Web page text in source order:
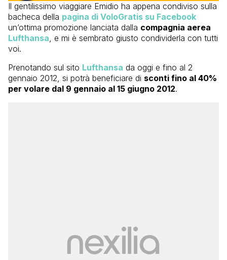
Il gentilissimo viaggiare Emidio ha appena condiviso sulla
bacheca della pagina di VoloGratis su Facebook
un’ottima promozione lanciata dalla compagnia aerea
Lufthansa , e mi è sembrato giusto condividerla con tutti
voi.
Prenotando sul sito Lufthansa da oggi e fino al 2
gennaio 2012, si potrà beneficiare di sconti fino al 40%
per volare dal 9 gennaio al 15 giugno 2012.